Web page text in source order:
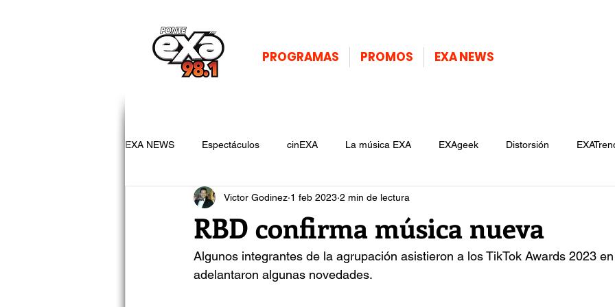
PROGRAMAS PROMOS EXA NEWS
EXA NEWS Espectáculos cinEXA La música EXA EXAgeek Distorsión
RBD confirma música nueva
Victor Godinez 1 feb 2023 2 min de lectura
Algunos integrantes de la agrupación asistieron a los TikTok Awards 2023
adelantaron algunas novedades.